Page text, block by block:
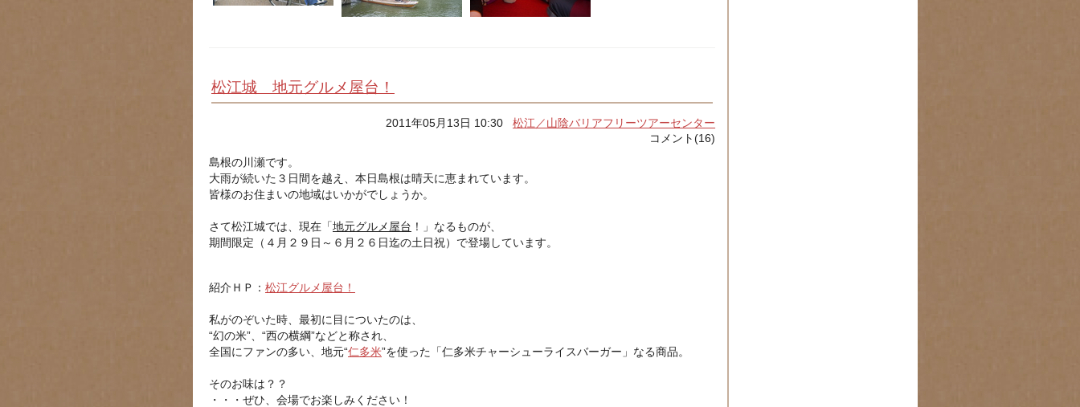
松江城 地元グルメ屋台！
2011年05月13日 10:30松江／山陰バリアフリーツアーセンター
コメント(16)
島根の川瀬です。
大雨が続いた３日間を越え、本日島根は晴天に恵まれています。
皆様のお住まいの地域はいかがでしょうか。
さて松江城では、現在「地元グルメ屋台 ！」なるものが、
期間限定（４月２９日～６月２６日迄の土日祝）で登場しています。
紹介ＨＰ： 松江グルメ屋台！
私がのぞいた時、最初に目についたのは、
“幻の米”、“西の横綱”などと称され、
全国にファンの多い、地元“仁多米”を使った「仁多米チャーシューライスバーガー」なる商品。
そのお味は？？
・・・ぜひ、会場でお楽しみください！